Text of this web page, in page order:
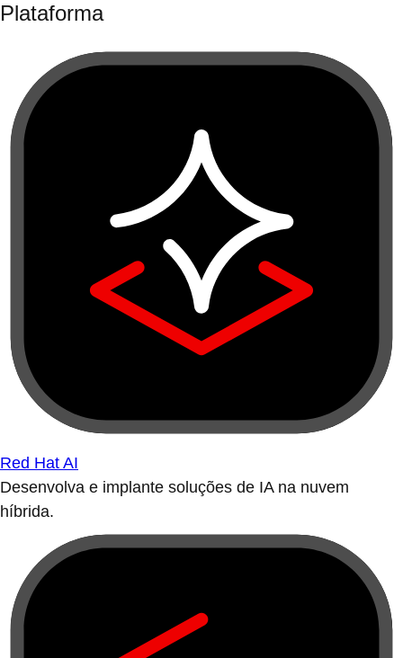
Plataforma
Red Hat AI
Desenvolva e implante soluções de IA na nuvem
híbrida.